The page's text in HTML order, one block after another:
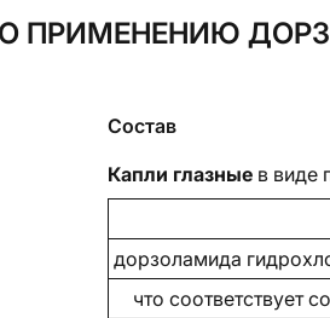
ПРИМЕНЕНИЮ
Состав
Капли глазные в виде
дорзоламида
что соответствует